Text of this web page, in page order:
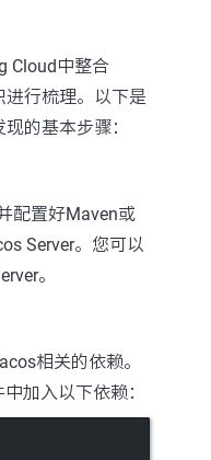
Cloud中整合
行梳理。以下是
的基本步骤：
配置好Maven或
Server。您可以
。
相关的依赖。
加入以下依赖：